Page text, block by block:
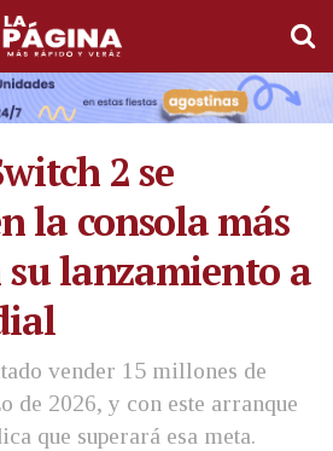
2 se
la consola más
lanzamiento a
vender 15 millones de
de 2026, y con este arranque
que superará esa meta.